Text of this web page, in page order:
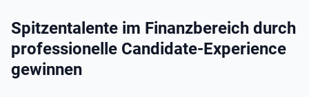
Spitzentalente im Finanzbereich durch
professionelle Candidate-Experience
gewinnen